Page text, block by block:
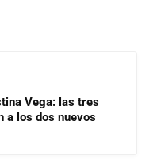
Vega: las tres
a los dos nuevos